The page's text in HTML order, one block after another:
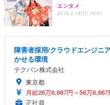
エンタメ
2018.2.19(月) 16:01
障害者採用/クラウドエンジニ
かせる環境
テクバン株式会社
東京都
月給26万6,667円～56万6,667
正社員